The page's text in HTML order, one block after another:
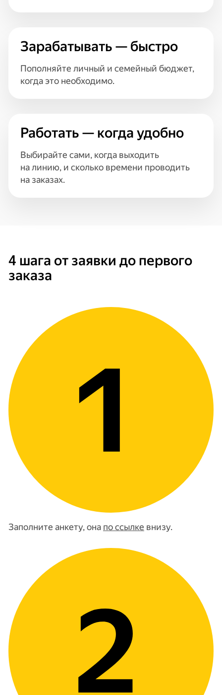
Зарабатывать — быстро
Пополняйте личный и семейный бюджет,
когда это необходимо.
Работать — когда удобно
Выбирайте сами, когда выходить
на линию, и сколько времени проводить
на заказах.
4 шага от заявки до первого
заказа
Заполните анкету, она по ссылке внизу.